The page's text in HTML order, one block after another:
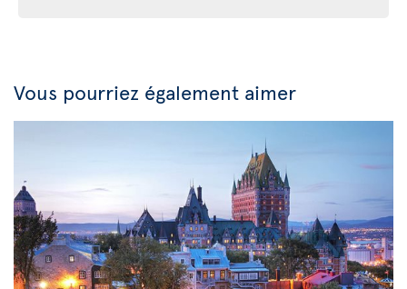
Vous pourriez également aimer